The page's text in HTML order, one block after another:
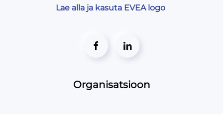
Lae alla ja kasuta EVEA logo
Organisatsioon